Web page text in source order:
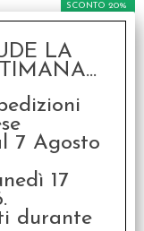
SCONTO 20%
LA
7 Agosto
17
durante